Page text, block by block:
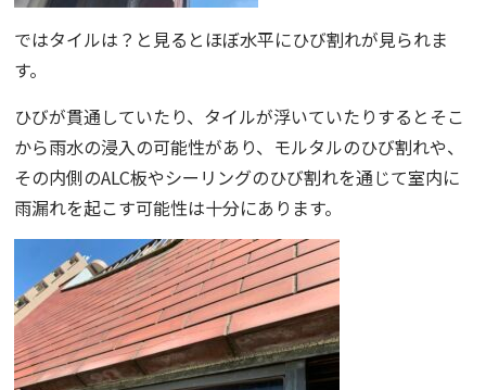
ではタイルは？と見るとほぼ水平にひび割れが見られま
す。
ひびが貫通していたり、タイルが浮いていたりするとそこ
から雨水の浸入の可能性があり、モルタルのひび割れや、
その内側のALC板やシーリングのひび割れを通じて室内に
雨漏れを起こす可能性は十分にあります。